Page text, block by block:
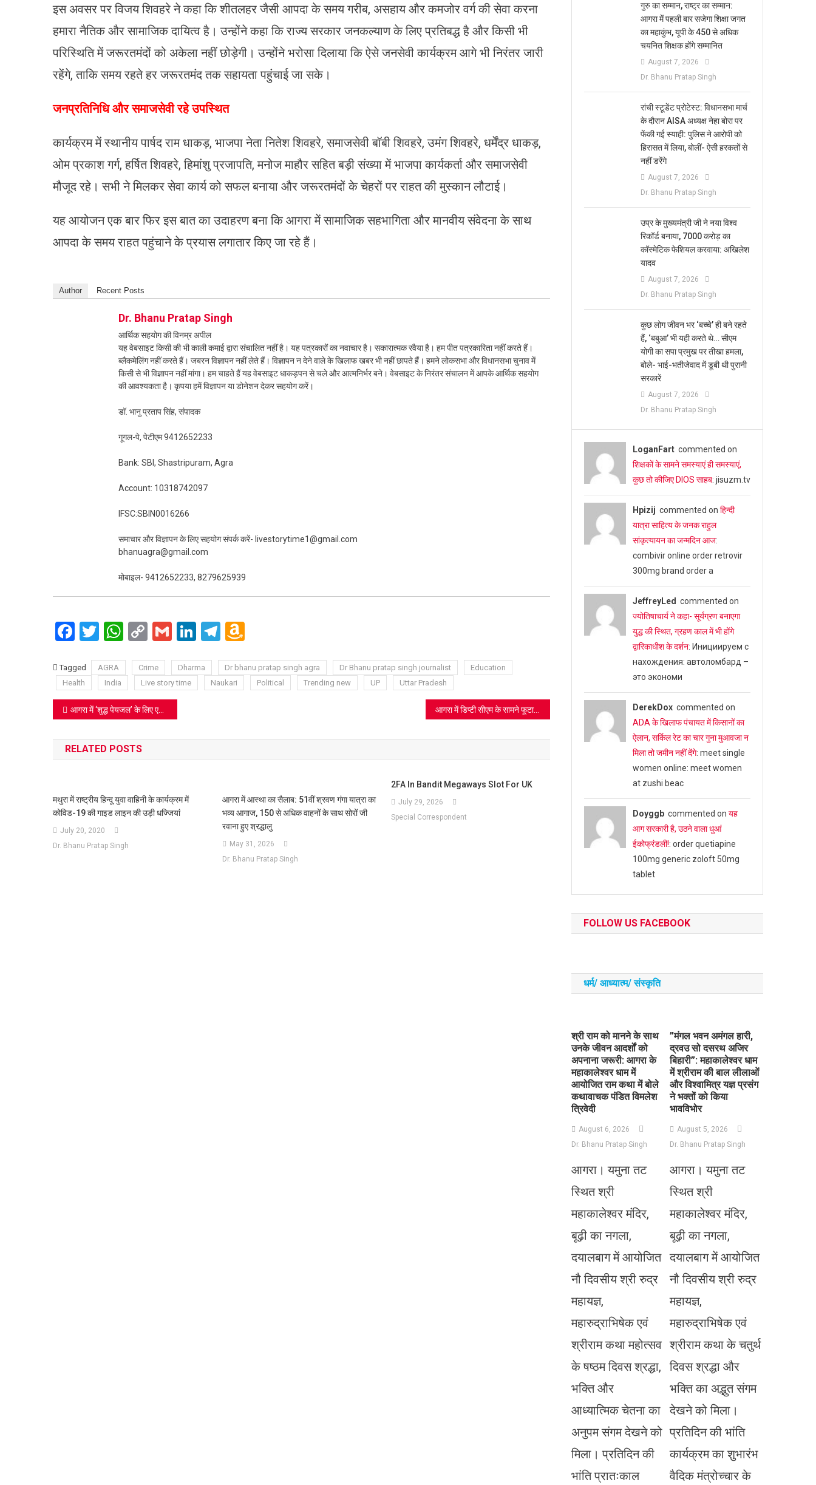
इस अवसर पर विजय शिवहरे ने कहा कि शीतलहर जैसी आपदा के समय गरीब, असहाय और कमजोर वर्ग की सेवा करना
हमारा नैतिक और सामाजिक दायित्व है। उन्होंने कहा कि राज्य सरकार जनकल्याण के लिए प्रतिबद्ध है और किसी भी
परिस्थिति में जरूरतमंदों को अकेला नहीं छोड़ेगी। उन्होंने भरोसा दिलाया कि ऐसे जनसेवी कार्यक्रम आगे भी निरंतर जारी
रहेंगे, ताकि समय रहते हर जरूरतमंद तक सहायता पहुंचाई जा सके।
जनप्रतिनिधि और समाजसेवी रहे उपस्थित
कार्यक्रम में स्थानीय पार्षद राम धाकड़, भाजपा नेता नितेश शिवहरे, समाजसेवी बॉबी शिवहरे, उमंग शिवहरे, धर्मेंद्र धाकड़,
ओम प्रकाश गर्ग, हर्षित शिवहरे, हिमांशु प्रजापति, मनोज माहौर सहित बड़ी संख्या में भाजपा कार्यकर्ता और समाजसेवी
मौजूद रहे। सभी ने मिलकर सेवा कार्य को सफल बनाया और जरूरतमंदों के चेहरों पर राहत की मुस्कान लौटाई।
यह आयोजन एक बार फिर इस बात का उदाहरण बना कि आगरा में सामाजिक सहभागिता और मानवीय संवेदना के साथ
आपदा के समय राहत पहुंचाने के प्रयास लगातार किए जा रहे हैं।
Author Recent Posts
Dr. Bhanu Pratap Singh
आर्थिक सहयोग की विनम्र अपील
यह वेबसाइट किसी की भी काली कमाई द्वारा संचालित नहीं है। यह पत्रकारों का नवाचार है। सकारात्मक रवैया है। हम पीत पत्रकारिता नहीं करते हैं।
ब्लैकमेलिंग नहीं करते हैं। जबरन विज्ञापन नहीं लेते हैं। विज्ञापन न देने वाले के खिलाफ खबर भी नहीं छापते हैं। हमने लोकसभा और विधानसभा चुनाव में
किसी से भी विज्ञापन नहीं मांगा। हम चाहते हैं यह वेबसाइट धाकड़पन से चले और आत्मनिर्भर बने। वेबसाइट के निरंतर संचालन में आपके आर्थिक सहयोग
की आवश्यकता है। कृपया हमें विज्ञापन या डोनेशन देकर सहयोग करें।
डॉ. भानु प्रताप सिंह, संपादक
गूगल-पे, पेटीएम 9412652233
Bank: SBI, Shastripuram, Agra
Account: 10318742097
IFSC:SBIN0016266
समाचार और विज्ञापन के लिए सहयोग संपर्क करें- livestorytime1@gmail.com
bhanuagra@gmail.com
मोबाइल- 9412652233, 8279625939
Facebook
Twitter
WhatsApp
CopyGmailLinkedIn
Telegram
List
Tagged AGRA Crime Dharma Dr bhanu pratap singh agra Dr Bhanu pratap singh journalist
Education
Health
India Live story time Naukari Political Trending new UP Uttar Pradesh
Post
navigation
आगरा में ‘शुद्ध पेयजल’ के लिए एक्शन मोड में जलकल विभाग: गंदे पानी की समस्या पर पार्षदों के साथ मंथन; अवैध कनेक्शनों पर चलेगा हंटर आगरा में डिप्टी सीएम के सामने फूटा जनप्रतिनिधियों का गुस्सा; बोले— “फोन तक नहीं उठाती पुलिस, निरंकुश हो गया है प्रशासन”
RELATED POSTS
मथुरा में राष्ट्रीय हिन्दू युवा वाहिनी के कार्यक्रम में
कोविड-19 की गाइड लाइन की उड़ी धज्जियां
July 20, 2020
Dr. Bhanu Pratap Singh
आगरा में आस्था का सैलाब: 51वीं श्रवण गंगा यात्रा का
भव्य आगाज, 150 से अधिक वाहनों के साथ सोरों जी
रवाना हुए श्रद्धालु
May 31, 2026
Dr. Bhanu Pratap Singh
2FA In Bandit Megaways Slot For UK
July 29, 2026
Special Correspondent
​गुरु का सम्मान, राष्ट्र का सम्मान:
आगरा में पहली बार सजेगा शिक्षा जगत
का महाकुंभ, यूपी के 450 से अधिक
चयनित शिक्षक होंगे सम्मानित
August 7, 2026
Dr. Bhanu Pratap Singh
रांची स्टूडेंट प्रोटेस्ट: विधानसभा मार्च
के दौरान AISA अध्यक्ष नेहा बोरा पर
फेंकी गई स्याही: पुलिस ने आरोपी को
हिरासत में लिया, बोलीं- ऐसी हरकतों से
नहीं डरेंगे
August 7, 2026
Dr. Bhanu Pratap Singh
उप्र के मुख्यमंत्री जी ने नया विश्व
रिकॉर्ड बनाया, 7000 करोड़ का
कॉस्मेटिक फेशियल करवाया: अखिलेश
यादव
August 7, 2026
Dr. Bhanu Pratap Singh
कुछ लोग जीवन भर ‘बच्चे’ ही बने रहते
हैं, ‘बबुआ’ भी यही करते थे… सीएम
योगी का सपा प्रमुख पर तीखा हमला,
बोले- भाई-भतीजेवाद में डूबी थी पुरानी
सरकारें
August 7, 2026
Dr. Bhanu Pratap Singh
LoganFartcommented on
शिक्षकों के सामने समस्याएं ही समस्याएं,
कुछ तो कीजिए DIOS साहब: jisuzm.tv
Hpizij commented on हिन्दी
यात्रा साहित्य के जनक राहुल
सांकृत्यायन का जन्‍मदिन आज:
combivir online order retrovir
300mg brand order a
JeffreyLed commented on
ज्योतिषाचार्य ने कहा- सूर्यग्रण बनाएगा
युद्ध की स्थित, ग्रहण काल में भी होंगे
द्वारिकाधीश के दर्शन: Инициируем с
нахождения: автоломбард –
это экономи
DerekDoxcommented on
ADA के खिलाफ पंचायत में किसानों का
ऐलान, सर्किल रेट का चार गुना मुआवजा न
मिला तो जमीन नहीं देंगे: meet single
women online: meet women
at zushi beac
Doyggbcommented on यह
आग सरकारी है, उठने वाला धुआं
ईकोफ्रंडली!: order quetiapine
100mg generic zoloft 50mg
tablet
FOLLOW US FACEBOOK
धर्म/ आध्‍यात्‍म/ संस्‍कृति
​श्री राम को मानने के साथ
उनके जीवन आदर्शों को
अपनाना जरूरी: आगरा के
महाकालेश्वर धाम में
आयोजित राम कथा में बोले
कथावाचक पंडित विमलेश
त्रिवेदी
August 6, 2026
Dr. Bhanu Pratap Singh
आगरा। यमुना तट
स्थित श्री
महाकालेश्वर मंदिर,
बूढ़ी का नगला,
दयालबाग में आयोजित
नौ दिवसीय श्री रुद्र
महायज्ञ,
महारुद्राभिषेक एवं
श्रीराम कथा महोत्सव
के षष्ठम दिवस श्रद्धा,
भक्ति और
आध्यात्मिक चेतना का
अनुपम संगम देखने को
मिला। प्रतिदिन की
भांति प्रातःकाल
​”मंगल भवन अमंगल हारी,
द्रवउ सो दसरथ अजिर
बिहारी”: महाकालेश्वर धाम
में श्रीराम की बाल लीलाओं
और विश्वामित्र यज्ञ प्रसंग
ने भक्तों को किया
भावविभोर
August 5, 2026
Dr. Bhanu Pratap Singh
आगरा। यमुना तट
स्थित श्री
महाकालेश्वर मंदिर,
बूढ़ी का नगला,
दयालबाग में आयोजित
नौ दिवसीय श्री रुद्र
महायज्ञ,
महारुद्राभिषेक एवं
श्रीराम कथा के चतुर्थ
दिवस श्रद्धा और
भक्ति का अद्भुत संगम
देखने को मिला।
प्रतिदिन की भांति
कार्यक्रम का शुभारंभ
वैदिक मंत्रोच्चार के